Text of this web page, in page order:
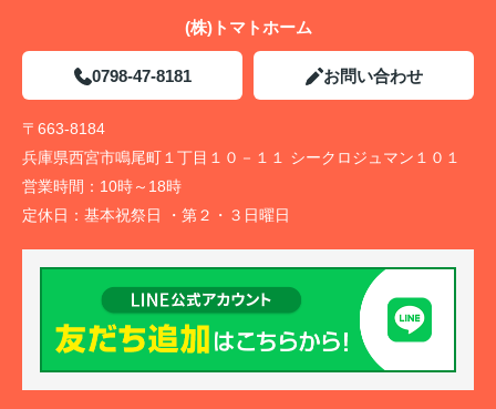
(株)トマトホーム
0798-47-8181 お問い合わせ
〒663-8184
兵庫県西宮市鳴尾町１丁目１０－１１ シークロジュマン１０１
営業時間： 10時～18時
定休日： 基本祝祭日 ・第２・３日曜日